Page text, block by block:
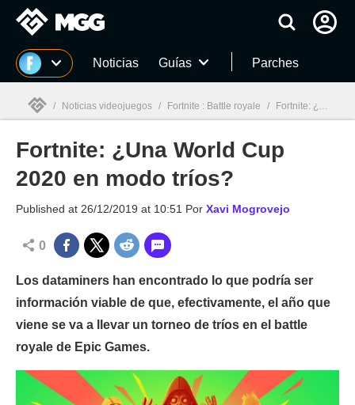
MGG Noticias Guías Parches
MGG
/ Noticias videojuegos / Fortnite : Battle royale / Fortnite: ¿Una World Cup 2020 en modo tríos?
Fortnite: ¿Una World Cup
2020 en modo tríos?
Published at 26/12/2019 at 10:51 Por Xavi Mogrovejo
0
Los dataminers han encontrado lo que podría ser
información viable de que, efectivamente, el año que
viene se va a llevar un torneo de tríos en el battle
royale de Epic Games.